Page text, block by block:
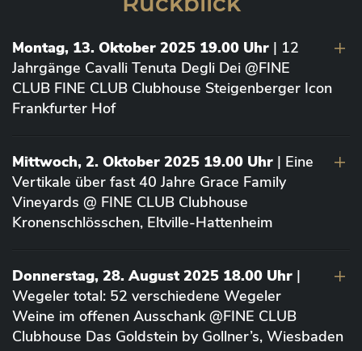
Montag, 13. Oktober 2025 19.00 Uhr | 12
Jahrgänge Cavalli Tenuta Degli Dei @FINE
CLUB FINE CLUB Clubhouse Steigenberger Icon
Frankfurter Hof
Mittwoch, 2. Oktober 2025 19.00 Uhr | Eine
Vertikale über fast 40 Jahre Grace Family
Vineyards @ FINE CLUB Clubhouse
Kronenschlösschen, Eltville-Hattenheim
Donnerstag, 28. August 2025 18.00 Uhr |
Wegeler total: 52 verschiedene Wegeler
Weine im offenen Ausschank @FINE CLUB
Clubhouse Das Goldstein by Gollner’s, Wiesbaden